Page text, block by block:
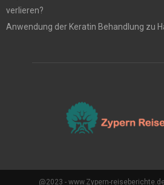
verlieren?
Anwendung der Keratin Behandlung zu
@2023 - www.Zypern-